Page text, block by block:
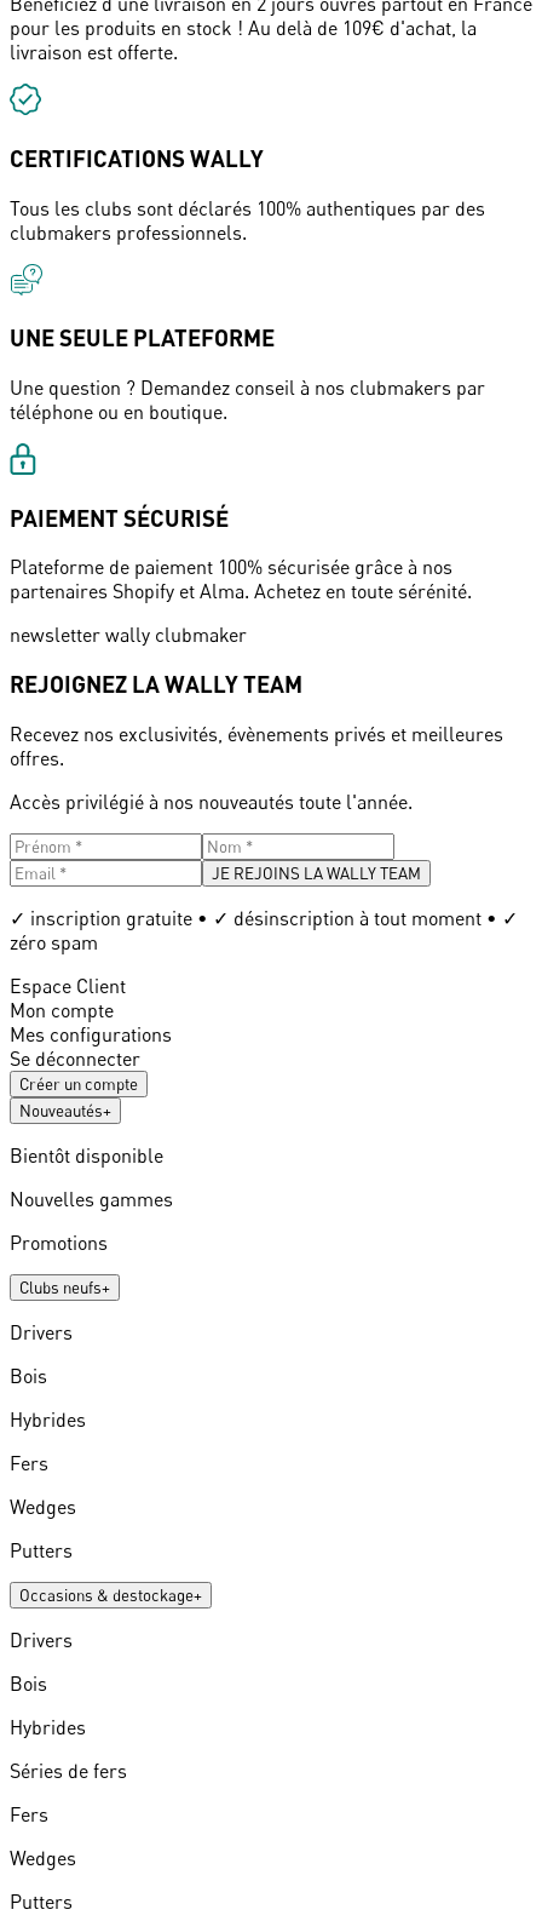
pour les produits en stock ! Au delà de 109€ d'achat, la
livraison est offerte.
CERTIFICATIONS WALLY
Tous les clubs sont déclarés 100% authentiques par des
clubmakers professionnels.
UNE SEULE PLATEFORME
Une question ? Demandez conseil à nos clubmakers par
téléphone ou en boutique.
PAIEMENT SÉCURISÉ
Plateforme de paiement 100% sécurisée grâce à nos
partenaires Shopify et Alma. Achetez en toute sérénité.
newsletter wally clubmaker
REJOIGNEZ LA WALLY TEAM
Recevez nos exclusivités, évènements privés et meilleures
offres.
Accès privilégié à nos nouveautés toute l'année.
JE REJOINS LA WALLY TEAM
✓ inscription gratuite • ✓ désinscription à tout moment • ✓
zéro spam
Espace Client
Mon compte
Mes configurations
Se déconnecter
Créer un compte
Nouveautés+
Bientôt disponible
Nouvelles gammes
Promotions
Clubs neufs+
Drivers
Bois
Hybrides
Fers
Wedges
Putters
Occasions & destockage+
Drivers
Bois
Hybrides
Séries de fers
Fers
Wedges
Putters